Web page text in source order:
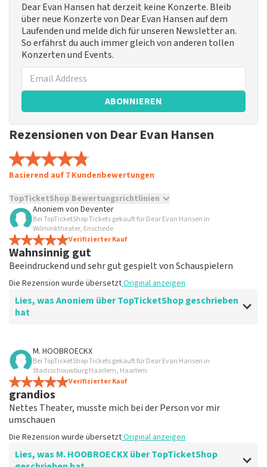
Dear Evan Hansen hat derzeit keine Konzerte. Bleib
über neue Konzerte von Dear Evan Hansen auf dem
Laufenden und melde dich für unseren Newsletter an.
So erfährst du auch immer gleich von anderen tollen
Konzerten und Events.
ABONNIEREN
Rezensionen von Dear Evan Hansen
Basierend auf 7 Kundenbewertungen
TopTicketShop Bewertungsrichtlinien
TopTicketShop sammelt Bewertungen von echten Kunden.
Es ist nicht möglich, eine Bewertung abzugeben, wenn du
keine Tickets bei TopTicketShop gekauft hast. Beiträge mit
beleidigender Sprache und/oder falschen Angaben werden
nicht veröffentlicht. Es kann einige Wochen dauern, bis eine
Bewertung veröffentlicht wird.
Anoniem von Deventer
Bei TopTicketShop Tickets gekauft für Dear Evan Hansen in
Wilminktheater, Enschede
Verifizierter Kauf
Wahnsinnig gut
Beeindruckend und sehr gut gespielt von Schauspielern
Die Rezension wurde übersetztOriginal anzeigen
Lies, was Anoniem über TopTicketShop geschrieben
hat
Bewertung von Anoniem über
gut
Die Rezension wurde übersetzt
M. HOOBROECKX
Bei TopTicketShop Tickets gekauft für Dear Evan Hansen in
Stadsschouwburg Haarlem, Haarlem
Verifizierter Kauf
grandios
Nettes Theater, musste mich bei der Person vor mir
umschauen
Die Rezension wurde übersetztOriginal anzeigen
Lies, was M. HOOBROECKX über TopTicketShop